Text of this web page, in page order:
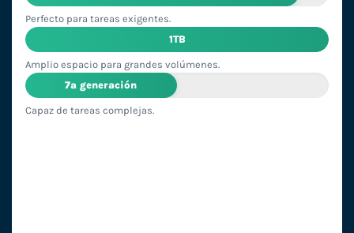
Perfecto para tareas exigentes.
1TB
Amplio espacio para grandes volúmenes.
7ª generación
Capaz de tareas complejas.